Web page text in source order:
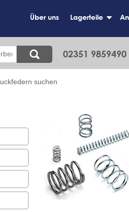
Über uns Lagerteile
02351 9859490
suchen